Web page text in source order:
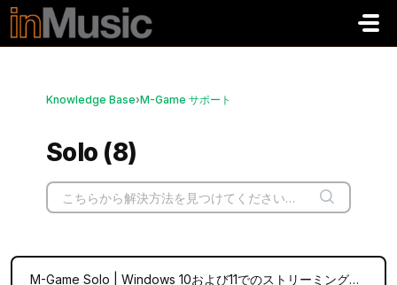
メインコンテンツに移動
Knowledge Base›M-Game サポート
Solo (8)
M-Game Solo | Windows 10および11でのストリーミングのセットアップ